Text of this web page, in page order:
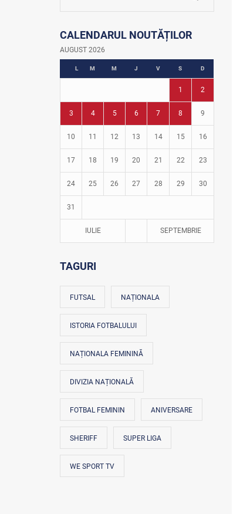
Istoria fotbalului
Turneul Viitorul
Fotbal în grădinițe
CALENDARUL NOUTĂȚILOR
AUGUST 2026
L M M J V S D
1 2
3 4 5 6 7 8 9
10 11 12 13 14 15 16
17 18 19 20 21 22 23
24 25 26 27 28 29 30
31
IULIE SEPTEMBRIE
TAGURI
FUTSAL NAȚIONALA
ISTORIA FOTBALULUI
NAȚIONALA FEMININĂ
DIVIZIA NAȚIONALĂ
FOTBAL FEMININ ANIVERSARE
SHERIFF SUPER LIGA
WE SPORT TV